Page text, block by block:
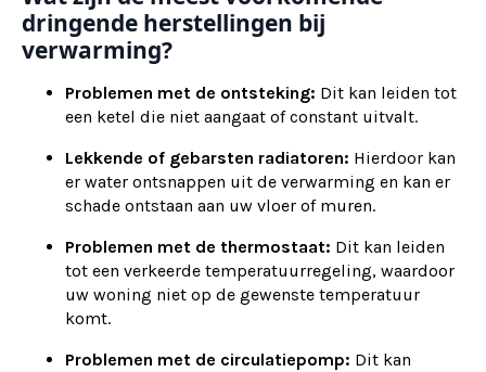
dringende herstellingen bij
verwarming?
Problemen met de ontsteking: Dit kan leiden tot
een ketel die niet aangaat of constant uitvalt.
Lekkende of gebarsten radiatoren: Hierdoor kan
er water ontsnappen uit de verwarming en kan er
schade ontstaan aan uw vloer of muren.
Problemen met de thermostaat: Dit kan leiden
tot een verkeerde temperatuurregeling, waardoor
uw woning niet op de gewenste temperatuur
komt.
Problemen met de circulatiepomp: Dit kan